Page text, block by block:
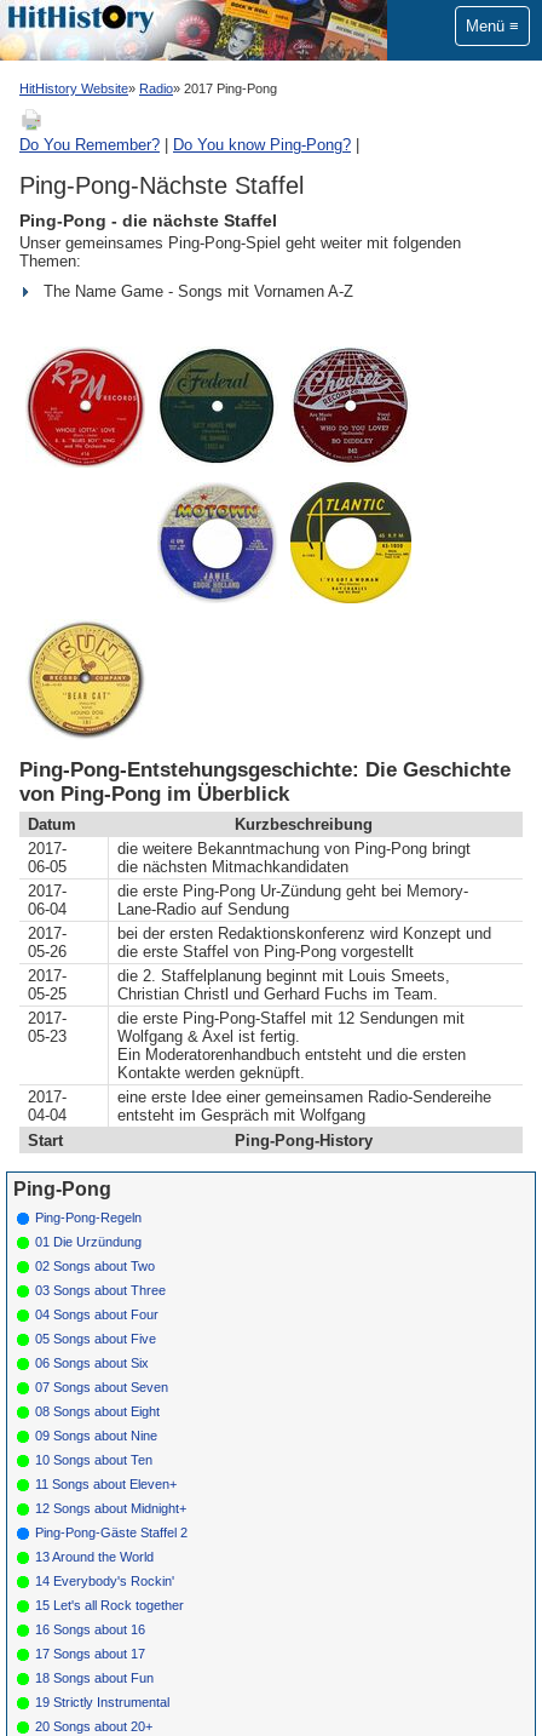
Menü
HitHistory Website Radio 2017 Ping-Pong
Do You Remember? Do You know Ping-Pong?
Ping-Pong-Nächste Staffel
Ping-Pong - die nächste Staffel
Unser gemeinsames Ping-Pong-Spiel geht weiter mit folgenden
Themen:
The Name Game - Songs mit Vornamen A-Z
Ping-Pong-Entstehungsgeschichte: Die Geschichte
von Ping-Pong im Überblick
Datum
Kurzbeschreibung
2017-
06-05
die weitere Bekanntmachung von Ping-Pong bringt
die nächsten Mitmachkandidaten
2017-
06-04
die erste Ping-Pong Ur-Zündung geht bei Memory-
Lane-Radio auf Sendung
2017-
05-26
bei der ersten Redaktionskonferenz wird Konzept und
die erste Staffel von Ping-Pong vorgestellt
2017-
05-25
die 2. Staffelplanung beginnt mit Louis Smeets,
Christian Christl und Gerhard Fuchs im Team.
2017-
05-23
die erste Ping-Pong-Staffel mit 12 Sendungen mit
Wolfgang & Axel ist fertig.
Ein Moderatorenhandbuch entsteht und die ersten
Kontakte werden geknüpft.
2017-
04-04
eine erste Idee einer gemeinsamen Radio-Sendereihe
entsteht im Gespräch mit Wolfgang
Start
Ping-Pong-History
Ping-Pong
Ping-Pong-Regeln
01 Die Urzündung
02 Songs about Two
03 Songs about Three
04 Songs about Four
05 Songs about Five
06 Songs about Six
07 Songs about Seven
08 Songs about Eight
09 Songs about Nine
10 Songs about Ten
11 Songs about Eleven+
12 Songs about Midnight+
Ping-Pong-Gäste Staffel 2
13 Around the World
14 Everybody's Rockin'
15 Let's all Rock together
16 Songs about 16
17 Songs about 17
18 Songs about Fun
19 Strictly Instrumental
20 Songs about 20+